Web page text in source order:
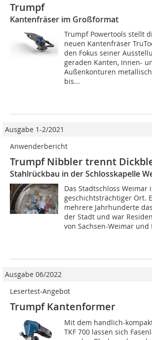
Trumpf
Kantenfräser im Großformat
Trumpf Powertools stellt
neuen Kantenfräser
den Fokus seiner
geraden Kanten, Innen-
Außenkonturen
bis...
Ausgabe 1-2/2021
Anwenderbericht
Trumpf Nibbler trennt
Stahlrückbau in der Schlosskapelle
Das Stadtschloss Weimar
geschichtsträchtiger Ort.
mehrere Jahrhunderte
der Stadt und war
von Sachsen-Weimar und
Ausgabe 06/2022
Lesertest-Angebot
Trumpf ­Kantenformer
Mit dem handlich-
TKF 700 lassen sich